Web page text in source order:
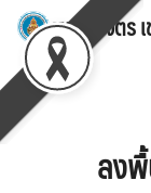
Skip
content
สพป.พิจิตร
Search
for:
ลง